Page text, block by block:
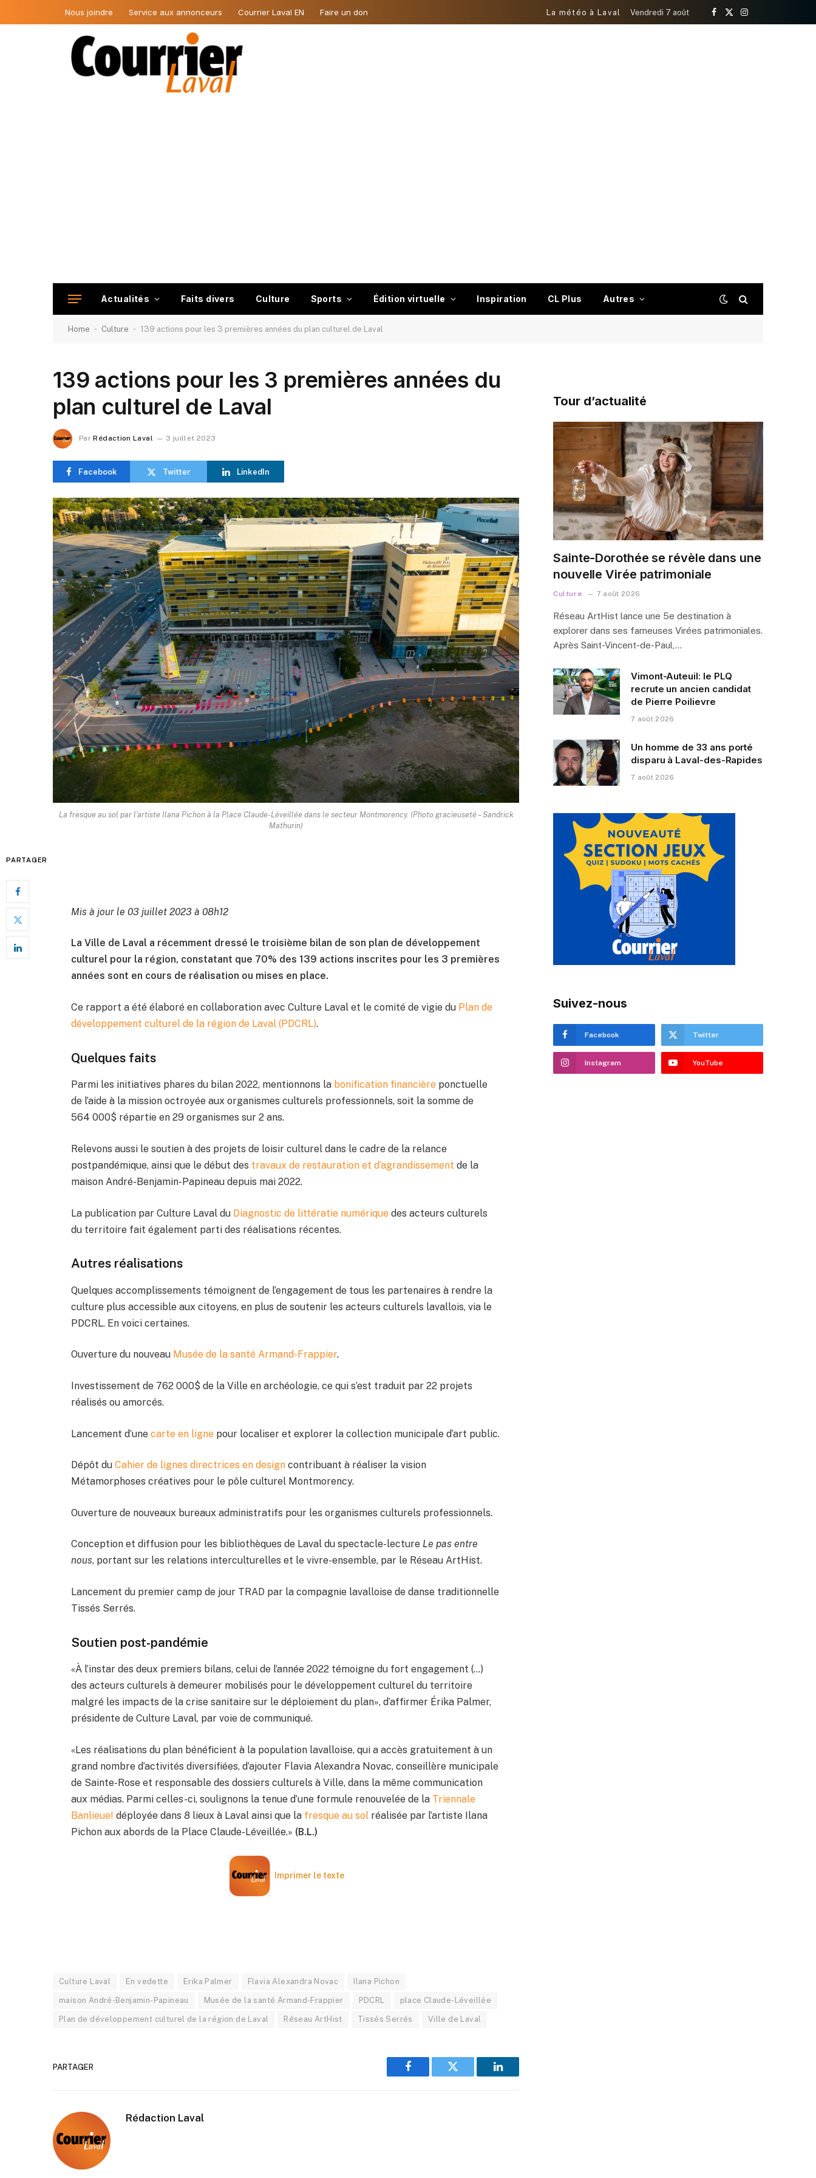
Nous joindre Service aux annonceurs Courrier Laval EN Faire un don La météo à Laval Vendredi 7 août
Facebook
X
Instagram
Actualités Faits divers Culture Sports Édition virtuelle Inspiration CL Plus Autres
Home - Culture - 139 actions pour les 3 premières années du plan culturel de Laval
139 actions pour les 3 premières années du
plan culturel de Laval
Par Rédaction Laval 3 juillet 2023
Facebook Twitter LinkedIn
La fresque au sol par l’artiste Ilana Pichon à la Place Claude-Léveillée dans le secteur Montmorency. (Photo gracieuseté – Sandrick
Mathurin)
PARTAGER
Mis à jour le 03 juillet 2023 à 08h12
La Ville de Laval a récemment dressé le troisième bilan de son plan de développement
culturel pour la région, constatant que 70% des 139 actions inscrites pour les 3 premières
années sont en cours de réalisation ou mises en place.
Ce rapport a été élaboré en collaboration avec Culture Laval et le comité de vigie du Plan de
développement culturel de la région de Laval (PDCRL).
Quelques faits
Parmi les initiatives phares du bilan 2022, mentionnons la bonification financière ponctuelle
de l’aide à la mission octroyée aux organismes culturels professionnels, soit la somme de
564 000$ répartie en 29 organismes sur 2 ans.
Relevons aussi le soutien à des projets de loisir culturel dans le cadre de la relance
postpandémique, ainsi que le début des travaux de restauration et d’agrandissement de la
maison André-Benjamin-Papineau depuis mai 2022.
La publication par Culture Laval du Diagnostic de littératie numérique des acteurs culturels
du territoire fait également parti des réalisations récentes.
Autres réalisations
Quelques accomplissements témoignent de l’engagement de tous les partenaires à rendre la
culture plus accessible aux citoyens, en plus de soutenir les acteurs culturels lavallois, via le
PDCRL. En voici certaines.
Ouverture du nouveau Musée de la santé Armand-Frappier.
Investissement de 762 000$ de la Ville en archéologie, ce qui s’est traduit par 22 projets
réalisés ou amorcés.
Lancement d’unecarte en ligne pour localiser et explorer la collection municipale d’art public.
Dépôt duCahier de lignes directrices en design contribuant à réaliser la vision
Métamorphoses créatives pour le pôle culturel Montmorency.
Ouverture de nouveaux bureaux administratifs pour les organismes culturels professionnels.
Conception et diffusion pour les bibliothèques de Laval du spectacle-lecture Le pas entre
nous, portant sur les relations interculturelles et le vivre-ensemble, par le Réseau ArtHist.
Lancement du premier camp de jour TRAD par la compagnie lavalloise de danse traditionnelle
Tissés Serrés.
Soutien post-pandémie
«À l’instar des deux premiers bilans, celui de l’année 2022 témoigne du fort engagement (…)
des acteurs culturels à demeurer mobilisés pour le développement culturel du territoire
malgré les impacts de la crise sanitaire sur le déploiement du plan», d’affirmer Érika Palmer,
présidente de Culture Laval, par voie de communiqué.
«Les réalisations du plan bénéficient à la population lavalloise, qui a accès gratuitement à un
grand nombre d’activités diversifiées, d’ajouter Flavia Alexandra Novac, conseillère municipale
de Sainte-Rose et responsable des dossiers culturels à Ville, dans la même communication
aux médias. Parmi celles-ci, soulignons la tenue d’une formule renouvelée de la Triennale
Banlieue! déployée dans 8 lieux à Laval ainsi que la fresque au sol réalisée par l’artiste Ilana
Pichon aux abords de la Place Claude-Léveillée.» (B.L.)
Imprimer le texte
Culture Laval En vedette Erika Palmer Flavia Alexandra Novac Ilana Pichon
maison André-Benjamin-Papineau Musée de la santé Armand-Frappier PDCRL place Claude-Léveillée
Plan de développement culturel de la région de Laval Réseau ArtHist Tissés Serrés Ville de Laval
PARTAGER
Facebook Twitter LinkedIn
Rédaction Laval
Tour d’actualité
Sainte-Dorothée se révèle dans une
nouvelle Virée patrimoniale
Culture 7 août 2026
Réseau ArtHist lance une 5e destination à
explorer dans ses fameuses Virées patrimoniales.
Après Saint-Vincent-de-Paul,…
Vimont-Auteuil: le PLQ
recrute un ancien candidat
de Pierre Poilievre
7 août 2026
Un homme de 33 ans porté
disparu à Laval-des-Rapides
7 août 2026
Suivez-nous
Facebook Twitter
Instagram YouTube